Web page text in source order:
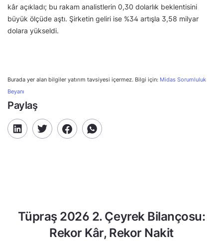
kâr açıkladı; bu rakam analistlerin 0,30 dolarlık beklentisini
büyük ölçüde aştı. Şirketin geliri ise %34 artışla 3,58 milyar
dolara yükseldi.
Burada yer alan bilgiler yatırım tavsiyesi içermez. Bilgi için: Midas Sorumluluk
Beyanı
Paylaş
Tüpraş 2026 2. Çeyrek Bilançosu:
Rekor Kâr, Rekor Nakit